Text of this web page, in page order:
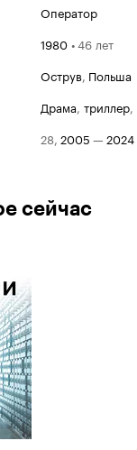
Оператор
1980 •46 лет
Острув, Польша
драма, триллер,
28, 2005 — 2024
сейчас